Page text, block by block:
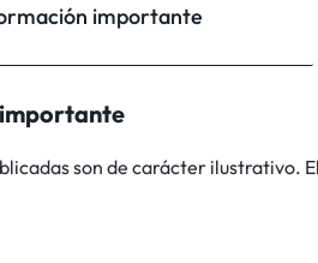
importante
son de carácter ilustrativo.